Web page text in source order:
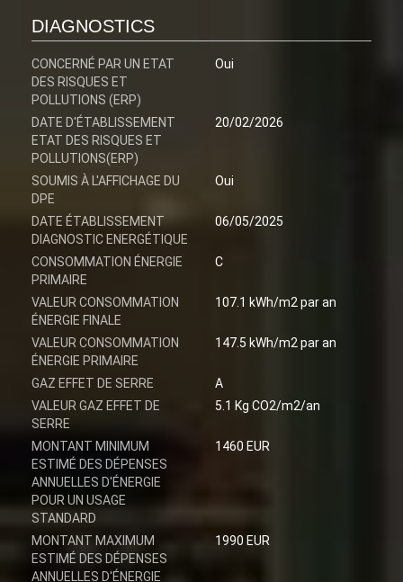
DIAGNOSTICS
CONCERNÉ PAR UN ETAT
DES RISQUES ET
POLLUTIONS (ERP)
Oui
DATE D'ÉTABLISSEMENT
ETAT DES RISQUES ET
POLLUTIONS(ERP)
20/02/2026
SOUMIS À L'AFFICHAGE DU
DPE
Oui
DATE ÉTABLISSEMENT
DIAGNOSTIC ENERGÉTIQUE
06/05/2025
CONSOMMATION ÉNERGIE
PRIMAIRE
C
VALEUR CONSOMMATION
ÉNERGIE FINALE
107.1 kWh/m2 par an
VALEUR CONSOMMATION
ÉNERGIE PRIMAIRE
147.5 kWh/m2 par an
GAZ EFFET DE SERRE
A
VALEUR GAZ EFFET DE
SERRE
5.1 Kg CO2/m2/an
MONTANT MINIMUM
ESTIMÉ DES DÉPENSES
ANNUELLES D'ÉNERGIE
POUR UN USAGE
STANDARD
1460 EUR
MONTANT MAXIMUM
ESTIMÉ DES DÉPENSES
ANNUELLES D'ÉNERGIE
1990 EUR